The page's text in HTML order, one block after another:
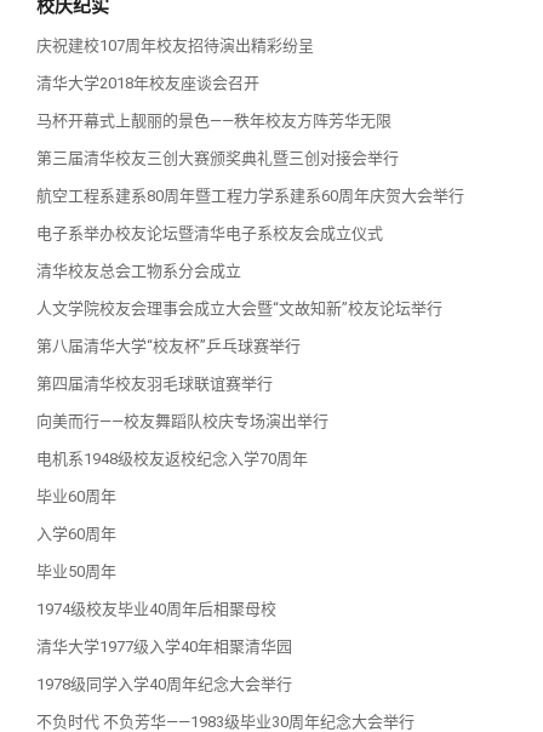
校庆纪实
庆祝建校107周年校友招待演出精彩纷呈
清华大学2018年校友座谈会召开
马杯开幕式上靓丽的景色——秩年校友方阵芳华无限
第三届清华校友三创大赛颁奖典礼暨三创对接会举行
航空工程系建系80周年暨工程力学系建系60周年庆贺大会举行
电子系举办校友论坛暨清华电子系校友会成立仪式
清华校友总会工物系分会成立
人文学院校友会理事会成立大会暨“文故知新”校友论坛举行
第八届清华大学“校友杯”乒乓球赛举行
第四届清华校友羽毛球联谊赛举行
向美而行——校友舞蹈队校庆专场演出举行
电机系1948级校友返校纪念入学70周年
毕业60周年
入学60周年
毕业50周年
1974级校友毕业40周年后相聚母校
清华大学1977级入学40年相聚清华园
1978级同学入学40周年纪念大会举行
不负时代 不负芳华——1983级毕业30周年纪念大会举行